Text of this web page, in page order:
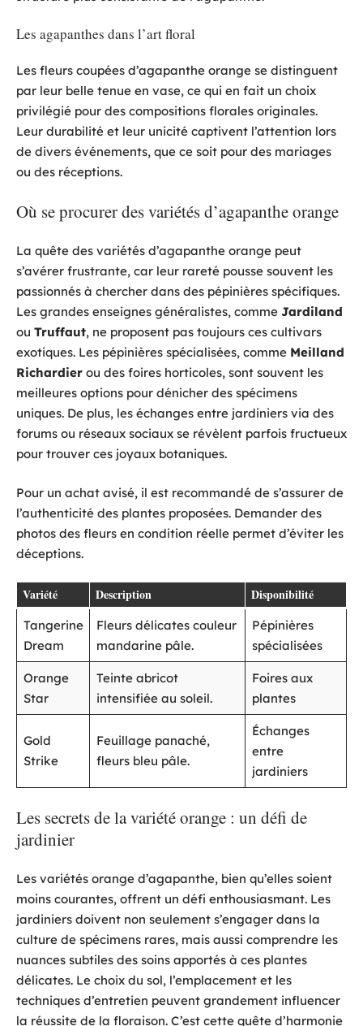
Les agapanthes dans l’art floral
Les fleurs coupées d’agapanthe orange se distinguent
par leur belle tenue en vase, ce qui en fait un choix
privilégié pour des compositions florales originales.
Leur durabilité et leur unicité captivent l’attention lors
de divers événements, que ce soit pour des mariages
ou des réceptions.
Où se procurer des variétés d’agapanthe orange
La quête des variétés d’agapanthe orange peut
s’avérer frustrante, car leur rareté pousse souvent les
passionnés à chercher dans des pépinières spécifiques.
Les grandes enseignes généralistes, comme Jardiland
ou Truffaut, ne proposent pas toujours ces cultivars
exotiques. Les pépinières spécialisées, comme Meilland
Richardier ou des foires horticoles, sont souvent les
meilleures options pour dénicher des spécimens
uniques. De plus, les échanges entre jardiniers via des
forums ou réseaux sociaux se révèlent parfois fructueux
pour trouver ces joyaux botaniques.
Pour un achat avisé, il est recommandé de s’assurer de
l’authenticité des plantes proposées. Demander des
photos des fleurs en condition réelle permet d’éviter les
déceptions.
Variété Description Disponibilité
Tangerine
Dream
Fleurs délicates couleur
mandarine pâle.
Pépinières
spécialisées
Orange
Star
Teinte abricot
intensifiée au soleil.
Foires aux
plantes
Gold
Strike
Feuillage panaché,
fleurs bleu pâle.
Échanges
entre
jardiniers
Les secrets de la variété orange : un défi de
jardinier
Les variétés orange d’agapanthe, bien qu’elles soient
moins courantes, offrent un défi enthousiasmant. Les
jardiniers doivent non seulement s’engager dans la
culture de spécimens rares, mais aussi comprendre les
nuances subtiles des soins apportés à ces plantes
délicates. Le choix du sol, l’emplacement et les
techniques d’entretien peuvent grandement influencer
la réussite de la floraison. C’est cette quête d’harmonie